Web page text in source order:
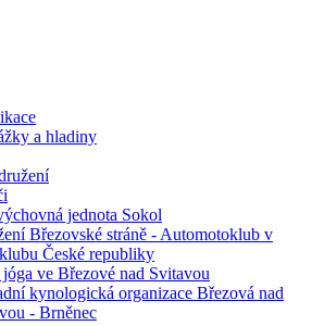
a hladiny
jednota Sokol
Březovské stráně - Automotoklub v
České republiky
ve Březové nad Svitavou
kynologická organizace Březová nad
- Brněnec